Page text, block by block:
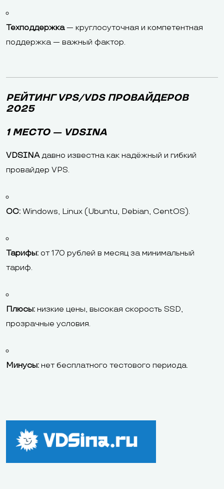
Техподдержка— круглосуточная и компетентная
поддержка — важный фактор.
РЕЙТИНГ VPS/VDS ПРОВАЙДЕРОВ
2025
1 МЕСТО — VDSINA
VDSINAдавно известна как надёжный и гибкий
провайдер VPS.
ОС: Windows, Linux (Ubuntu, Debian, CentOS).
Тарифы: от 170 рублей в месяц за минимальный
тариф.
Плюсы: низкие цены, высокая скорость SSD,
прозрачные условия.
Минусы: нет бесплатного тестового периода.